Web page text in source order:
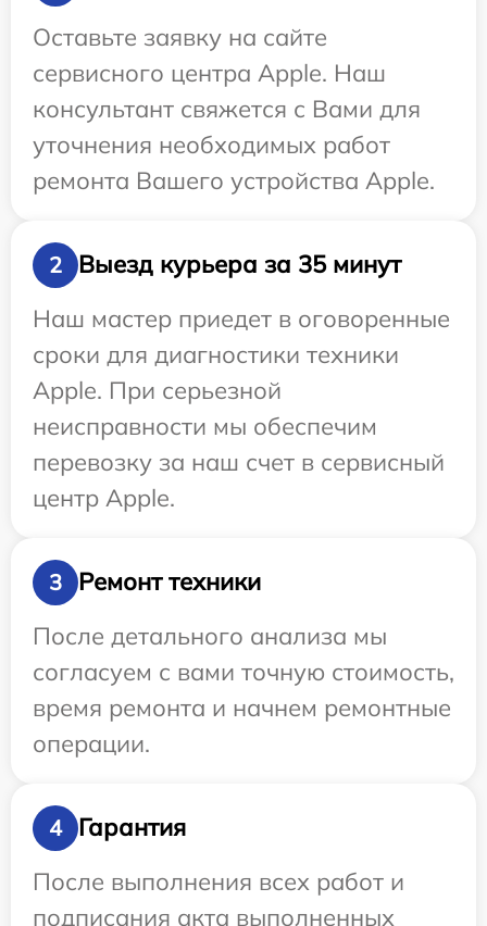
Оставьте заявку на сайте
сервисного центра Apple. Наш
консультант свяжется с Вами для
уточнения необходимых работ
ремонта Вашего устройства Apple.
2
Выезд курьера за 35 минут
Наш мастер приедет в оговоренные
сроки для диагностики техники
Apple. При серьезной
неисправности мы обеспечим
перевозку за наш счет в сервисный
центр Apple.
3
Ремонт техники
После детального анализа мы
согласуем с вами точную стоимость,
время ремонта и начнем ремонтные
операции.
4
Гарантия
После выполнения всех работ и
подписания акта выполненных